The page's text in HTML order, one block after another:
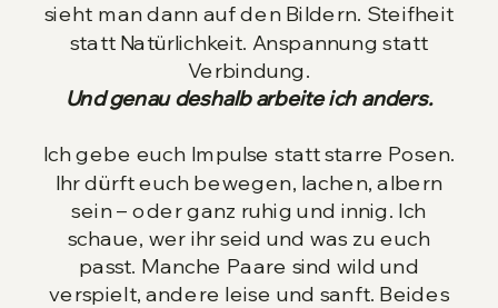
sieht man dann auf den Bildern. Steifheit
statt Natürlichkeit. Anspannung statt
Verbindung.
Und genau deshalb arbeite ich anders.
Ich gebe euch Impulse statt starre Posen.
Ihr dürft euch bewegen, lachen, albern
sein – oder ganz ruhig und innig. Ich
schaue, wer ihr seid und was zu euch
passt. Manche Paare sind wild und
verspielt, andere leise und sanft. Beides